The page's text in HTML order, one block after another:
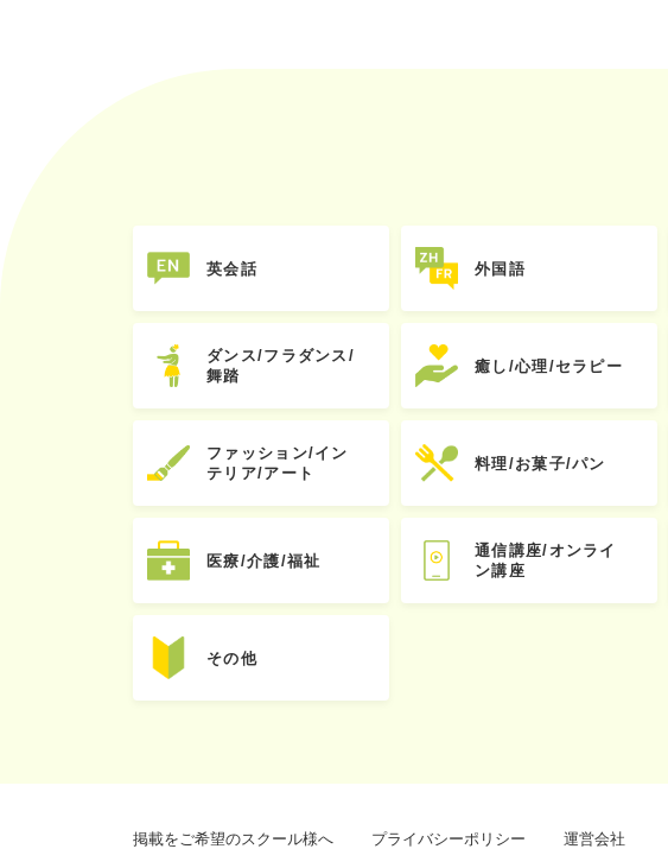
英会話 外国語
ダンス/フラダンス/
舞踏
癒し/心理/セラピー
ファッション/イン
テリア/アート
料理/お菓子/パン
医療/介護/福祉
通信講座/オンライ
ン講座
その他
掲載をご希望のスクール様へ プライバシーポリシー 運営会社